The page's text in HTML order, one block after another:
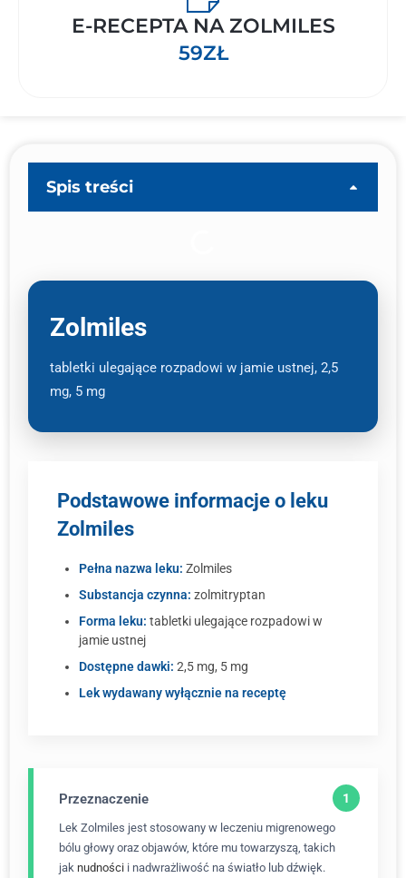
E-RECEPTA NA ZOLMILES
59ZŁ
Spis treści
Zolmiles
tabletki ulegające rozpadowi w jamie ustnej, 2,5
mg, 5 mg
Podstawowe informacje o leku
Zolmiles
Pełna nazwa leku: Zolmiles
Substancja czynna: zolmitryptan
Forma leku: tabletki ulegające rozpadowi w
jamie ustnej
Dostępne dawki: 2,5 mg, 5 mg
Lek wydawany wyłącznie na receptę
Przeznaczenie
Lek Zolmiles jest stosowany w leczeniu migrenowego
bólu głowy oraz objawów, które mu towarzyszą, takich
jak nudności i nadwrażliwość na światło lub dźwięk.